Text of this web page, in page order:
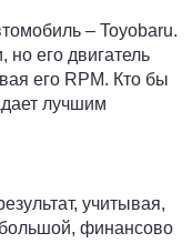
– Toyobaru.
его двигатель
его RPM. Кто бы
лучшим
учитывая,
финансово